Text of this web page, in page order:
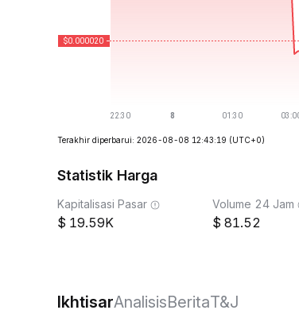
Terakhir diperbarui: 2026-08-08 12:43:19 (UTC+0)
Statistik Harga
Kapitalisasi Pasar
19.59K
Volume 24 Jam
81.52
IkhtisarAnalisisBeritaT&J